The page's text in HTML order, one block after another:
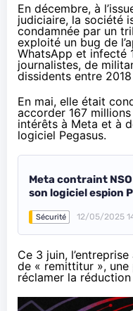
En décembre, à
judiciaire, la société
condamnée par un
exploité un bug de
WhatsApp et infecté
journalistes, de
dissidents entre
En mai, elle était
accorder 167
intérêts à Meta et à
logiciel Pegasus.
Meta contraint
son logiciel espion
Sécurité 12/05/2025
Ce 3 juin, l’entreprise
de « remittitur »,
réclamer la réduction